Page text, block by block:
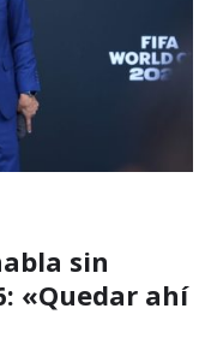
sin
«Quedar ahí